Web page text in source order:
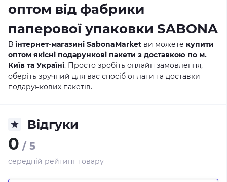
оптом від фабрики
паперової упаковки SABONA
В інтернет-магазині SabonaMarket ви можете купити
оптом якісні подарункові пакети з доставкою по м.
Київ та Україні. Просто зробіть онлайн замовлення,
оберіть зручний для вас спосіб оплати та доставки
подарункових пакетів.
Відгуки
0 / 5
середній рейтинг товару